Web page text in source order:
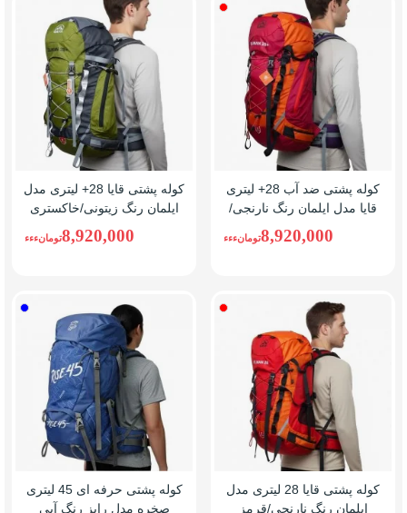
نارنجی/
کوله پشتی ضد آب 28+ لیتری
قایا مدل ایلمان رنگ نارنجی/
قرمز
8,920,000تومانءءء
کوله پشتی قایا 28+ لیتری مدل
ایلمان رنگ زیتونی/خاکستری
8,920,000تومانءءء
نارنجی/
کوله پشتی قایا 28 لیتری مدل
ایلمان رنگ نارنجی/قرمز
آبی
کوله پشتی حرفه ای 45 لیتری
صخره مدل رایز رنگ آبی